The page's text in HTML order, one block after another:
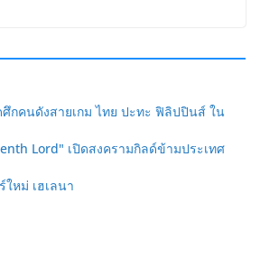
ศึกคนดังสายเกม ไทย ปะทะ ฟิลิปปินส์ ใน
Lord" เปิดสงครามกิลด์ข้ามประเทศ
ใหม่ เฮเลนา